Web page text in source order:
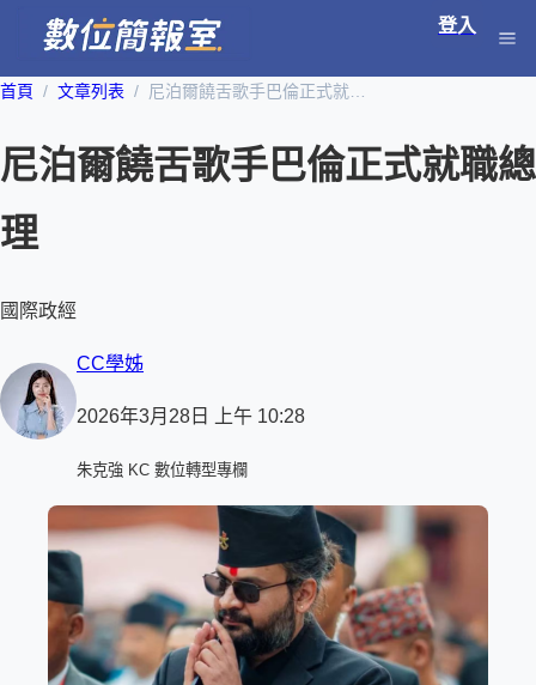
登入
首頁 文章列表
尼泊爾饒舌歌手巴倫正式就職總
理
國際政經
CC學姊
2026年3月28日 上午 10:28
朱克強 KC 數位轉型專欄